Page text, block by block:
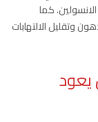
كما
وتقليل الالتهابات